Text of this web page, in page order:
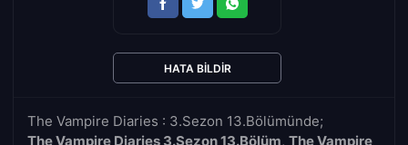
The Vampire Diaries : 3.Sezon 13.Bölümünde;
The Vampire Diaries 3.Sezon 13.Bölüm, The Vampire
HATA BILDIR